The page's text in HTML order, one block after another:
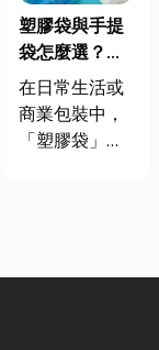
塑膠袋與手提
袋怎麼選？材
質、用途與耐
重度一次看懂
在日常生活或
商業包裝中，
「塑膠袋」與
具，但實際上